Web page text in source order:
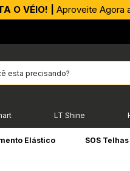
AGORA |PIX parcelado
O VÉIO! | Aproveite Agora
LT Shine
Elástico SOS Telhas